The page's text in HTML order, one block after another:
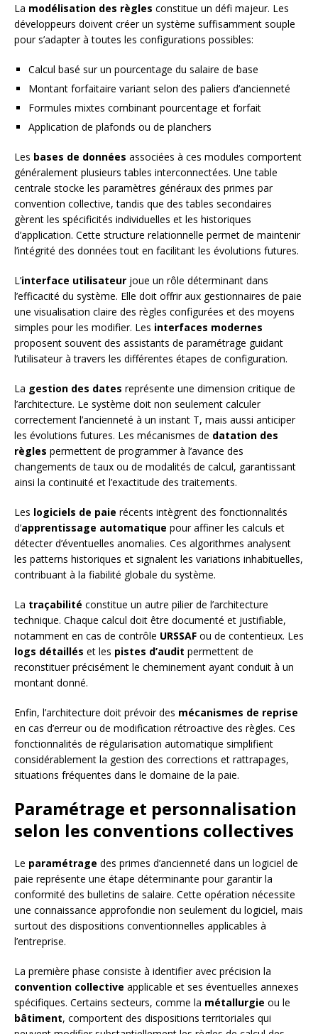
La modélisation des règles constitue un défi majeur. Les
développeurs doivent créer un système suffisamment souple
pour s’adapter à toutes les configurations possibles:
Calcul basé sur un pourcentage du salaire de base
Montant forfaitaire variant selon des paliers d’ancienneté
Formules mixtes combinant pourcentage et forfait
Application de plafonds ou de planchers
Les bases de données associées à ces modules comportent
généralement plusieurs tables interconnectées. Une table
centrale stocke les paramètres généraux des primes par
convention collective, tandis que des tables secondaires
gèrent les spécificités individuelles et les historiques
d’application. Cette structure relationnelle permet de maintenir
l’intégrité des données tout en facilitant les évolutions futures.
L’interface utilisateur joue un rôle déterminant dans
l’efficacité du système. Elle doit offrir aux gestionnaires de paie
une visualisation claire des règles configurées et des moyens
simples pour les modifier. Les interfaces modernes
proposent souvent des assistants de paramétrage guidant
l’utilisateur à travers les différentes étapes de configuration.
La gestion des dates représente une dimension critique de
l’architecture. Le système doit non seulement calculer
correctement l’ancienneté à un instant T, mais aussi anticiper
les évolutions futures. Les mécanismes de datation des
règles permettent de programmer à l’avance des
changements de taux ou de modalités de calcul, garantissant
ainsi la continuité et l’exactitude des traitements.
Les logiciels de paie récents intègrent des fonctionnalités
d’apprentissage automatique pour affiner les calculs et
détecter d’éventuelles anomalies. Ces algorithmes analysent
les patterns historiques et signalent les variations inhabituelles,
contribuant à la fiabilité globale du système.
La traçabilité constitue un autre pilier de l’architecture
technique. Chaque calcul doit être documenté et justifiable,
notamment en cas de contrôle URSSAF ou de contentieux. Les
logs détaillés et les pistes d’audit permettent de
reconstituer précisément le cheminement ayant conduit à un
montant donné.
Enfin, l’architecture doit prévoir des mécanismes de reprise
en cas d’erreur ou de modification rétroactive des règles. Ces
fonctionnalités de régularisation automatique simplifient
considérablement la gestion des corrections et rattrapages,
situations fréquentes dans le domaine de la paie.
Paramétrage et personnalisation
selon les conventions collectives
Le paramétrage des primes d’ancienneté dans un logiciel de
paie représente une étape déterminante pour garantir la
conformité des bulletins de salaire. Cette opération nécessite
une connaissance approfondie non seulement du logiciel, mais
surtout des dispositions conventionnelles applicables à
l’entreprise.
La première phase consiste à identifier avec précision la
convention collective applicable et ses éventuelles annexes
spécifiques. Certains secteurs, comme la métallurgie ou le
bâtiment, comportent des dispositions territoriales qui